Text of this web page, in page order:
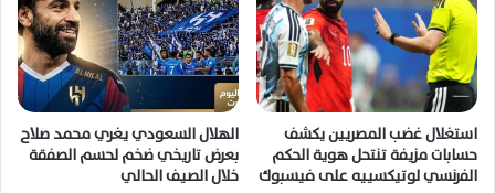
استغلال غضب المصريين يكشف
حسابات مزيفة تنتحل هوية الحكم
الفرنسي لوتيكسييه على فيسبوك
الهلال السعودي يغري محمد صلاح
بعرض تاريخي ضخم لحسم الصفقة
خلال الصيف الحالي